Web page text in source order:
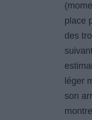
place
des
léger
son